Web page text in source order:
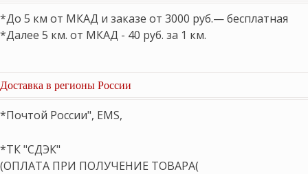
*До 5 км от МКАД и заказе от 3000 руб.— бесплатная
*Далее 5 км. от МКАД - 40 руб. за 1 км.
Доставка в регионы России
*Почтой России", EMS,
*ТК "СДЭК"
(ОПЛАТА ПРИ ПОЛУЧЕНИЕ ТОВАРА(